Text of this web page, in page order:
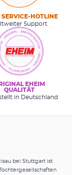
SERVICE-HOTLINE
Support
EHEIM
QUALITÄT
in Deutschland
bei Stuttgart ist